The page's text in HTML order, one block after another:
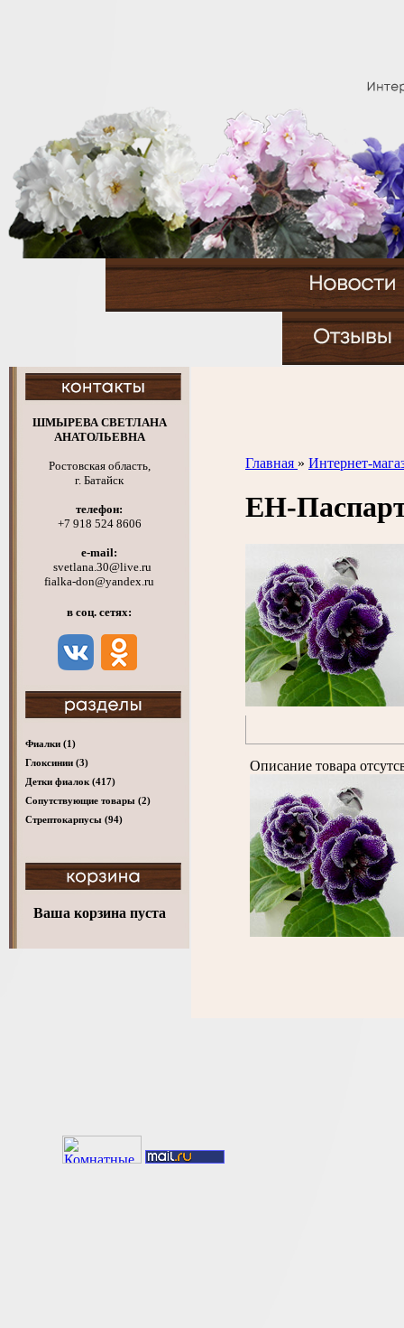
ШМЫРЕВА СВЕТЛАНА
АНАТОЛЬЕВНА
Ростовская область,
г. Батайск
телефон:
+7 918 524 8606
e-mail:
svetlana.30@live.ru
fialka-don@yandex.ru
в соц. сетях:
Фиалки (1)
Глоксинии (3)
Детки фиалок (417)
Cопутствующие товары (2)
Стрептокарпусы (94)
Ваша корзина пуста
Главная » Интернет-
ЕН-
Описание товара